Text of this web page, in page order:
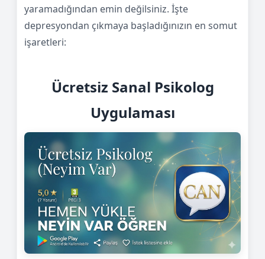
yaramadığından emin değilsiniz. İşte
depresyondan çıkmaya başladığınızın en somut
işaretleri:
Ücretsiz Sanal Psikolog
Uygulaması